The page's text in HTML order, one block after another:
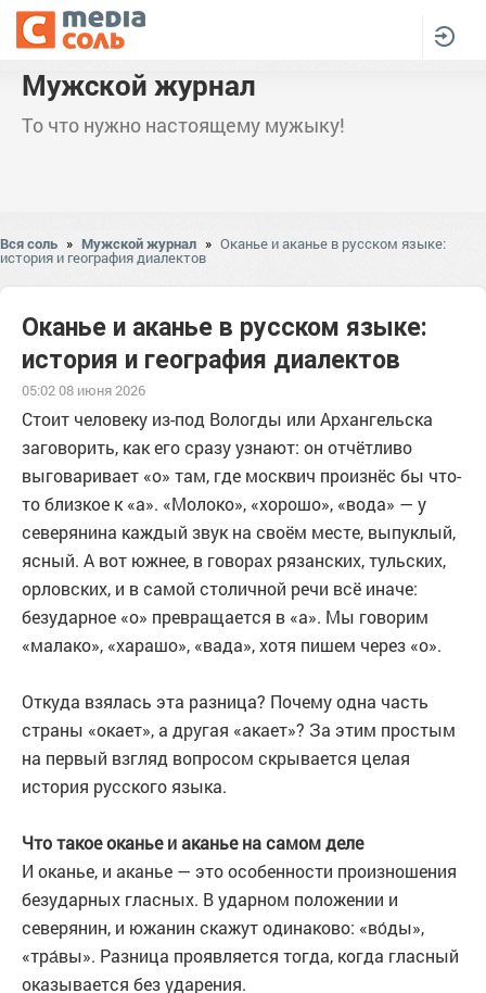
Мужской журнал
То что нужно настоящему мужыку!
Вся соль » Мужской журнал » Оканье и аканье в русском языке:
история и география диалектов
Оканье и аканье в русском языке:
история и география диалектов
05:02 08 июня 2026
Стоит человеку из-под Вологды или Архангельска
заговорить, как его сразу узнают: он отчётливо
выговаривает «о» там, где москвич произнёс бы что-
то близкое к «а». «Молоко», «хорошо», «вода» — у
северянина каждый звук на своём месте, выпуклый,
ясный. А вот южнее, в говорах рязанских, тульских,
орловских, и в самой столичной речи всё иначе:
безударное «о» превращается в «а». Мы говорим
«малако», «харашо», «вада», хотя пишем через «о».
Откуда взялась эта разница? Почему одна часть
страны «окает», а другая «акает»? За этим простым
на первый взгляд вопросом скрывается целая
история русского языка.
Что такое оканье и аканье на самом деле
И оканье, и аканье — это особенности произношения
безударных гласных. В ударном положении и
северянин, и южанин скажут одинаково: «во́ды»,
«тра́вы». Разница проявляется тогда, когда гласный
оказывается без ударения.